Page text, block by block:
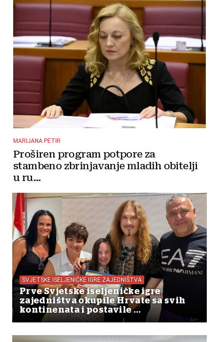
MARIJANA PETIR
Proširen program potpore za
stambeno zbrinjavanje mladih obitelji
u ru...
SVJETSKE ISELJENIČKE IGRE ZAJEDNIŠTVA
Prve Svjetske iseljeničke igre
zajedništva okupile Hrvate sa svih
kontinenata i postavile ...